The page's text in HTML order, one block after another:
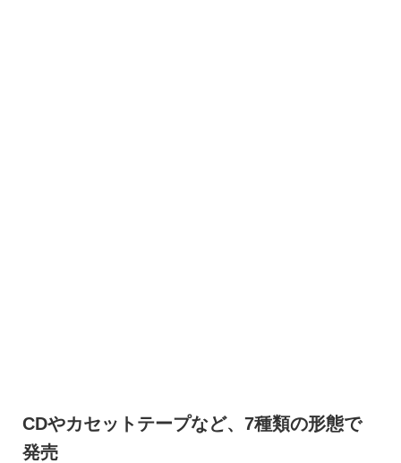
CDやカセットテープなど、7種類の形態で
発売